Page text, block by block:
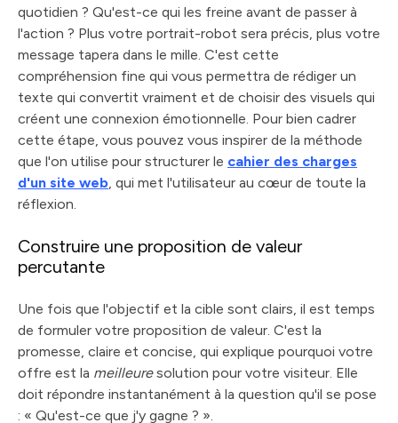
quotidien ? Qu'est-ce qui les freine avant de passer à
l'action ? Plus votre portrait-robot sera précis, plus votre
message tapera dans le mille. C'est cette
compréhension fine qui vous permettra de rédiger un
texte qui convertit vraiment et de choisir des visuels qui
créent une connexion émotionnelle. Pour bien cadrer
cette étape, vous pouvez vous inspirer de la méthode
que l'on utilise pour structurer le cahier des charges
d'un site web, qui met l'utilisateur au cœur de toute la
réflexion.
Construire une proposition de valeur
percutante
Une fois que l'objectif et la cible sont clairs, il est temps
de formuler votre proposition de valeur. C'est la
promesse, claire et concise, qui explique pourquoi votre
offre est la meilleuresolution pour votre visiteur. Elle
doit répondre instantanément à la question qu'il se pose
: « Qu'est-ce que j'y gagne ? ».